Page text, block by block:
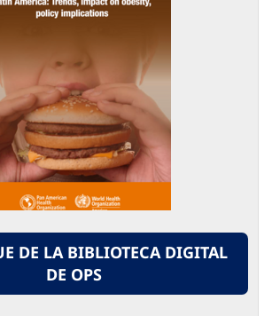
DE LA BIBLIOTECA DIGITAL
DE OPS